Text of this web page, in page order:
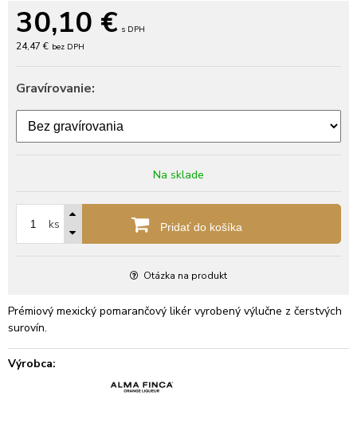
30,10 € s DPH
24,47 € bez DPH
Gravírovanie:
Na sklade
ks Pridať do košíka
Otázka na produkt
Prémiový mexický pomarančový likér vyrobený výlučne z čerstvých
surovín.
Výrobca: